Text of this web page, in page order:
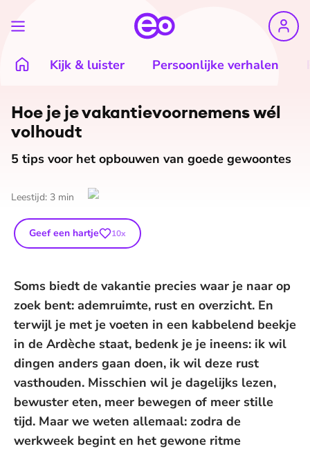
Kijk & luister Persoonlijke verhalen
Hoe je je va­kan­tie­voor­ne­mens wél
volhoudt
5 tips voor het opbouwen van goede gewoontes
Leestijd: 3 min
Geef een hartje 10x
Soms biedt de vakantie precies waar je naar op
zoek bent: ademruimte, rust en overzicht. En
terwijl je met je voeten in een kabbelend beekje
in de Ardèche staat, bedenk je je ineens: ik wil
dingen anders gaan doen, ik wil deze rust
vasthouden. Misschien wil je dagelijks lezen,
bewuster eten, meer bewegen of meer stille
tijd. Maar we weten allemaal: zodra de
werkweek begint en het gewone ritme